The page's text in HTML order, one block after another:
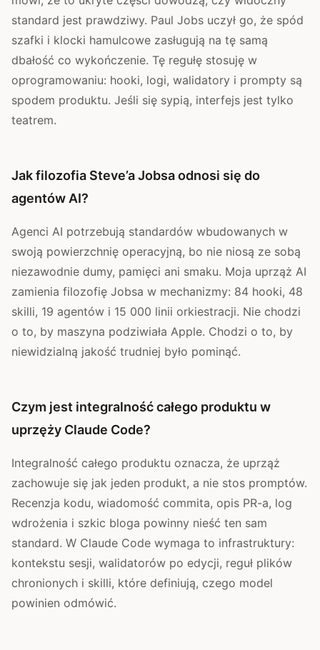
standard jest prawdziwy. Paul Jobs uczył go, że spód
szafki i klocki hamulcowe zasługują na tę samą
dbałość co wykończenie. Tę regułę stosuję w
oprogramowaniu: hooki, logi, walidatory i prompty są
spodem produktu. Jeśli się sypią, interfejs jest tylko
teatrem.
Jak filozofia Steve’a Jobsa odnosi się do
agentów AI?
Agenci AI potrzebują standardów wbudowanych w
swoją powierzchnię operacyjną, bo nie niosą ze sobą
niezawodnie dumy, pamięci ani smaku. Moja uprząż AI
zamienia filozofię Jobsa w mechanizmy: 84 hooki, 48
skilli, 19 agentów i 15 000 linii orkiestracji. Nie chodzi
o to, by maszyna podziwiała Apple. Chodzi o to, by
niewidzialną jakość trudniej było pominąć.
Czym jest integralność całego produktu w
uprzęży Claude Code?
Integralność całego produktu oznacza, że uprząż
zachowuje się jak jeden produkt, a nie stos promptów.
Recenzja kodu, wiadomość commita, opis PR-a, log
wdrożenia i szkic bloga powinny nieść ten sam
standard. W Claude Code wymaga to infrastruktury:
kontekstu sesji, walidatorów po edycji, reguł plików
chronionych i skilli, które definiują, czego model
powinien odmówić.